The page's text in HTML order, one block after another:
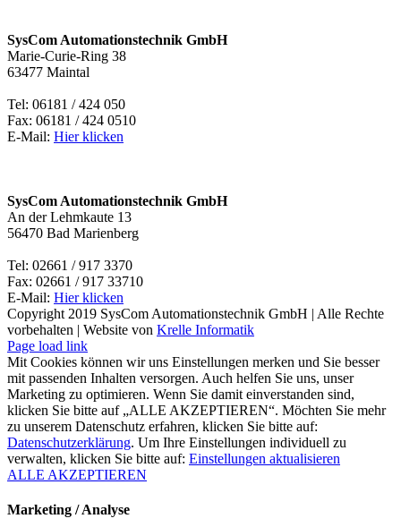
SysCom Automationstechnik GmbH
Marie-Curie-Ring 38
63477 Maintal
Tel: 06181 / 424 050
Fax: 06181 / 424 0510
E-Mail: Hier klicken
SysCom Automationstechnik GmbH
An der Lehmkaute 13
56470 Bad Marienberg
Tel: 02661 / 917 3370
Fax: 02661 / 917 33710
E-Mail: Hier klicken
Copyright 2019 SysCom Automationstechnik GmbH | Alle Rechte
vorbehalten | Website von Krelle Informatik
Page load link
Mit Cookies können wir uns Einstellungen merken und Sie besser
mit passenden Inhalten versorgen. Auch helfen Sie uns, unser
Marketing zu optimieren. Wenn Sie damit einverstanden sind,
klicken Sie bitte auf „ALLE AKZEPTIEREN“. Möchten Sie mehr
zu unserem Datenschutz erfahren, klicken Sie bitte auf:
Datenschutzerklärung. Um Ihre Einstellungen individuell zu
verwalten, klicken Sie bitte auf: Einstellungen aktualisieren
ALLE AKZEPTIEREN
Marketing / Analyse